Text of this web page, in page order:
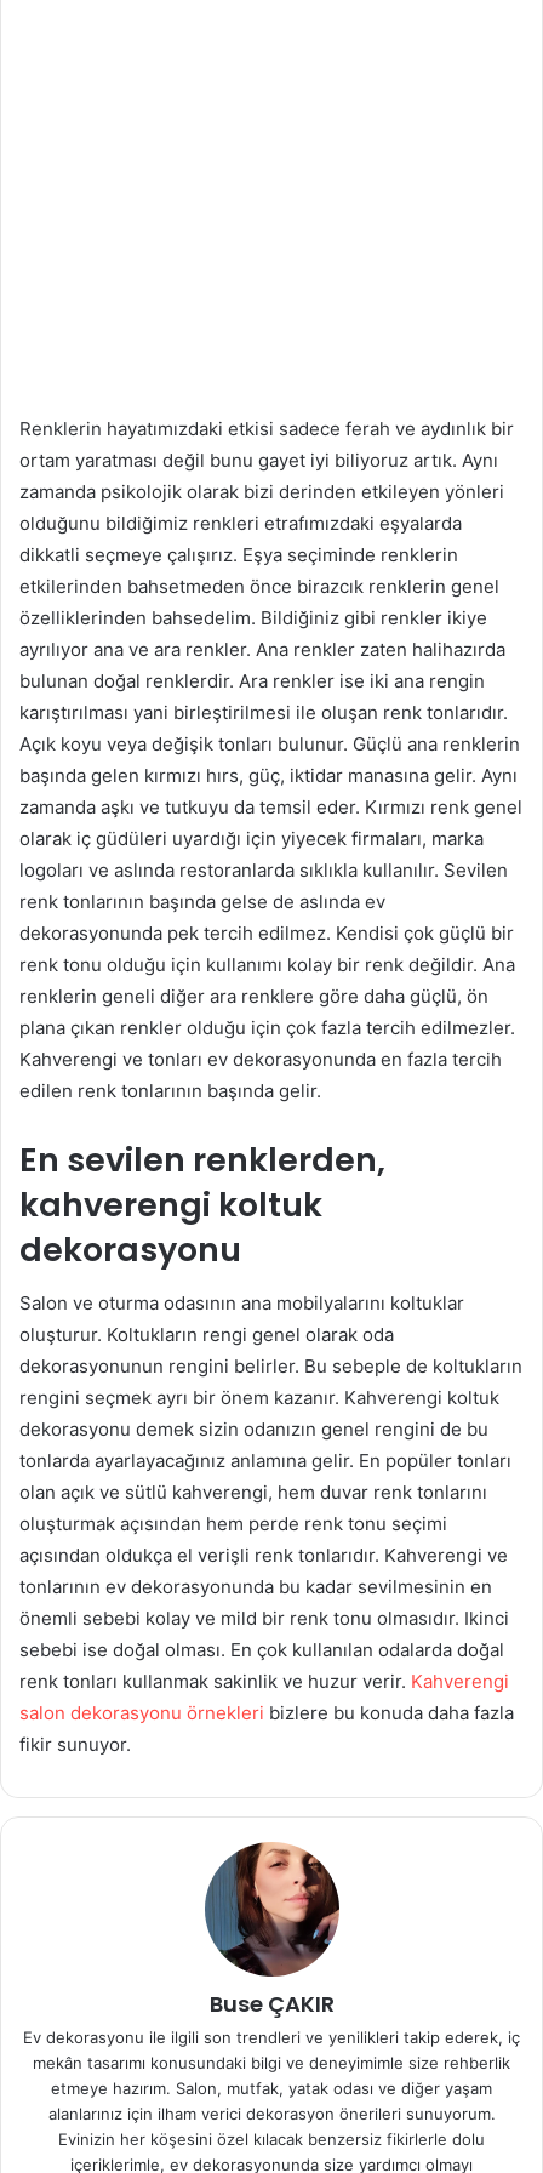
Renklerin hayatımızdaki etkisi sadece ferah ve aydınlık bir
ortam yaratması değil bunu gayet iyi biliyoruz artık. Aynı
zamanda psikolojik olarak bizi derinden etkileyen yönleri
olduğunu bildiğimiz renkleri etrafımızdaki eşyalarda
dikkatli seçmeye çalışırız. Eşya seçiminde renklerin
etkilerinden bahsetmeden önce birazcık renklerin genel
özelliklerinden bahsedelim. Bildiğiniz gibi renkler ikiye
ayrılıyor ana ve ara renkler. Ana renkler zaten halihazırda
bulunan doğal renklerdir. Ara renkler ise iki ana rengin
karıştırılması yani birleştirilmesi ile oluşan renk tonlarıdır.
Açık koyu veya değişik tonları bulunur. Güçlü ana renklerin
başında gelen kırmızı hırs, güç, iktidar manasına gelir. Aynı
zamanda aşkı ve tutkuyu da temsil eder. Kırmızı renk genel
olarak iç güdüleri uyardığı için yiyecek firmaları, marka
logoları ve aslında restoranlarda sıklıkla kullanılır. Sevilen
renk tonlarının başında gelse de aslında ev
dekorasyonunda pek tercih edilmez. Kendisi çok güçlü bir
renk tonu olduğu için kullanımı kolay bir renk değildir. Ana
renklerin geneli diğer ara renklere göre daha güçlü, ön
plana çıkan renkler olduğu için çok fazla tercih edilmezler.
Kahverengi ve tonları ev dekorasyonunda en fazla tercih
edilen renk tonlarının başında gelir.
En sevilen renklerden,
kahverengi koltuk
dekorasyonu
Salon ve oturma odasının ana mobilyalarını koltuklar
oluşturur. Koltukların rengi genel olarak oda
dekorasyonunun rengini belirler. Bu sebeple de koltukların
rengini seçmek ayrı bir önem kazanır. Kahverengi koltuk
dekorasyonu demek sizin odanızın genel rengini de bu
tonlarda ayarlayacağınız anlamına gelir. En popüler tonları
olan açık ve sütlü kahverengi, hem duvar renk tonlarını
oluşturmak açısından hem perde renk tonu seçimi
açısından oldukça el verişli renk tonlarıdır. Kahverengi ve
tonlarının ev dekorasyonunda bu kadar sevilmesinin en
önemli sebebi kolay ve mild bir renk tonu olmasıdır. Ikinci
sebebi ise doğal olması. En çok kullanılan odalarda doğal
renk tonları kullanmak sakinlik ve huzur verir. Kahverengi
salon dekorasyonu örnekleri bizlere bu konuda daha fazla
fikir sunuyor.
Buse ÇAKIR
Ev dekorasyonu ile ilgili son trendleri ve yenilikleri takip ederek, iç
mekân tasarımı konusundaki bilgi ve deneyimimle size rehberlik
etmeye hazırım. Salon, mutfak, yatak odası ve diğer yaşam
alanlarınız için ilham verici dekorasyon önerileri sunuyorum.
Evinizin her köşesini özel kılacak benzersiz fikirlerle dolu
içeriklerimle, ev dekorasyonunda size yardımcı olmayı